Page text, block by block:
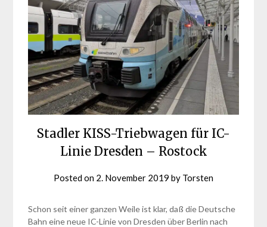
Stadler KISS-Triebwagen für IC-
Linie Dresden – Rostock
Posted on 2. November 2019 by Torsten
Schon seit einer ganzen Weile ist klar, daß die Deutsche
Bahn eine neue IC-Linie von Dresden über Berlin nach